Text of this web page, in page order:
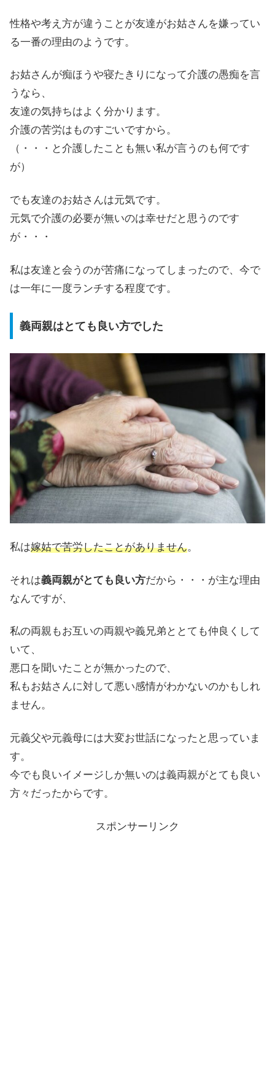
性格や考え方が違うことが友達がお姑さんを嫌ってい
る一番の理由のようです。
お姑さんが痴ほうや寝たきりになって介護の愚痴を言
うなら、
友達の気持ちはよく分かります。
介護の苦労はものすごいですから。
（・・・と介護したことも無い私が言うのも何です
が）
でも友達のお姑さんは元気です。
元気で介護の必要が無いのは幸せだと思うのです
が・・・
私は友達と会うのが苦痛になってしまったので、今で
は一年に一度ランチする程度です。
義両親はとても良い方でした
私は嫁姑で苦労したことがありません。
それは義両親がとても良い方だから・・・が主な理由
なんですが、
私の両親もお互いの両親や義兄弟ととても仲良くして
いて、
悪口を聞いたことが無かったので、
私もお姑さんに対して悪い感情がわかないのかもしれ
ません。
元義父や元義母には大変お世話になったと思っていま
す。
今でも良いイメージしか無いのは義両親がとても良い
方々だったからです。
スポンサーリンク